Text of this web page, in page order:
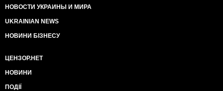
НОВОСТИ УКРАИНЫ И МИРА
UKRAINIAN NEWS
НОВИНИ БІЗНЕСУ
ЦЕНЗОР.НЕТ
НОВИНИ
ПОДІЇ